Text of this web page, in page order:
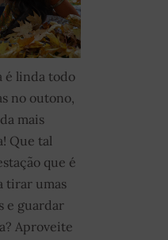
é linda todo
no outono,
mais
Que tal
que é
tirar umas
e guardar
Aproveite